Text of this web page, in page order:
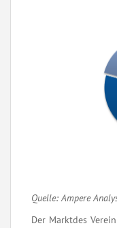
Quelle: Ampere
Der Marktdes